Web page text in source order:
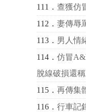
111．查獲仿
112．妻傳辱
113． 男人情
114．仿冒
脫線破損還
115．再傳集
116．行車記